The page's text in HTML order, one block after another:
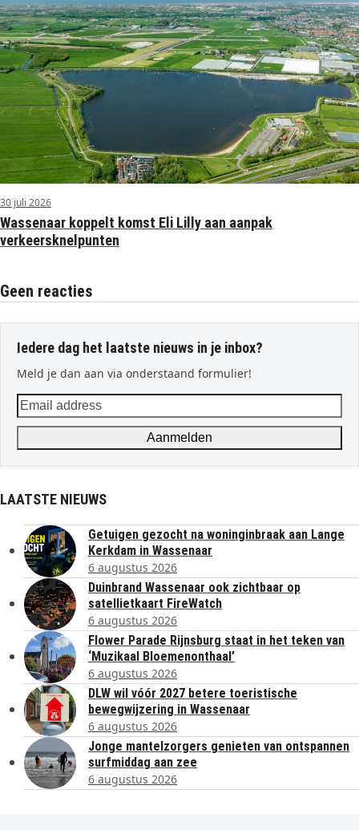
30 juli 2026
Wassenaar koppelt komst Eli Lilly aan aanpak
verkeersknelpunten
Geen reacties
Iedere dag het laatste nieuws in je inbox?
Meld je dan aan via onderstaand formulier!
Email
address
Aanmelden
LAATSTE NIEUWS
Getuigen gezocht na woninginbraak aan Lange
Kerkdam in Wassenaar
6 augustus 2026
Duinbrand Wassenaar ook zichtbaar op
satellietkaart FireWatch
6 augustus 2026
Flower Parade Rijnsburg staat in het teken van
‘Muzikaal Bloemenonthaal’
6 augustus 2026
DLW wil vóór 2027 betere toeristische
bewegwijzering in Wassenaar
6 augustus 2026
Jonge mantelzorgers genieten van ontspannen
surfmiddag aan zee
6 augustus 2026